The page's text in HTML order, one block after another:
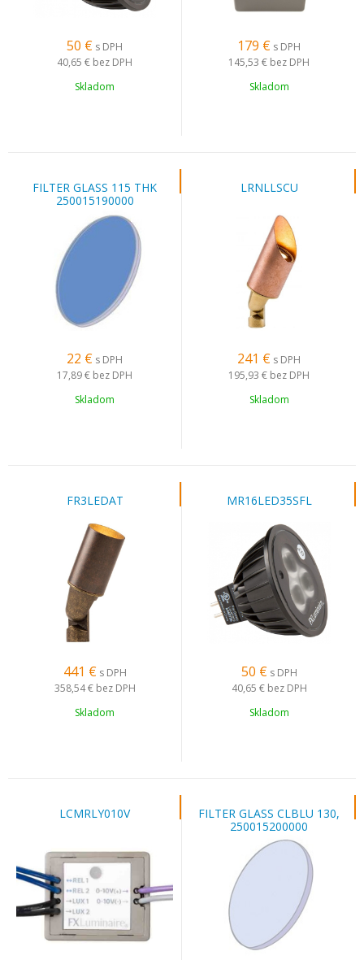
50 € s DPH
40,65 € bez DPH
Skladom
179 € s DPH
145,53 € bez DPH
Skladom
FILTER GLASS 115 THK
250015190000
22 € s DPH
17,89 € bez DPH
Skladom
LRNLLSCU
241 € s DPH
195,93 € bez DPH
Skladom
FR3LEDAT
441 € s DPH
358,54 € bez DPH
Skladom
MR16LED35SFL
50 € s DPH
40,65 € bez DPH
Skladom
LCMRLY010V
FILTER GLASS CLBLU 130,
250015200000